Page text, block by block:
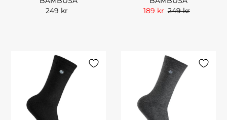
249 kr
189 kr 249 kr